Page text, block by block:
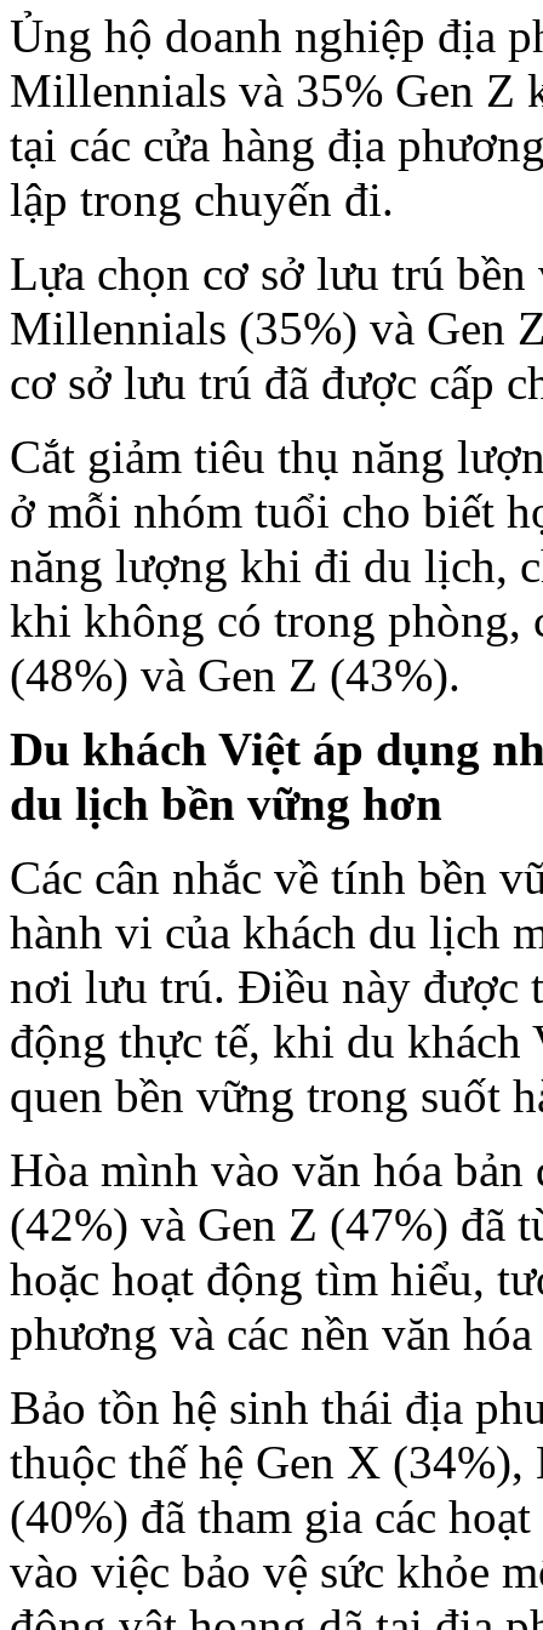
Ủng hộ doanh nghiệp địa
Millennials và 35% Gen Z
tại các cửa hàng địa
lập trong chuyến đi.
Lựa chọn cơ sở lưu trú
Millennials (35%) và Gen
cơ sở lưu trú đã được cấp
Cắt giảm tiêu thụ năng
ở mỗi nhóm tuổi cho biết
năng lượng khi đi du lịch,
khi không có trong
(48%) và Gen Z (43%).
Du khách Việt áp dụng
du lịch bền vững hơn
Các cân nhắc về tính bền
hành vi của khách du lịch
nơi lưu trú. Điều này được
động thực tế, khi du khách
quen bền vững trong suốt
Hòa mình vào văn hóa
(42%) và Gen Z (47%) đã
hoặc hoạt động tìm hiểu,
phương và các nền văn
Bảo tồn hệ sinh thái địa
thuộc thế hệ Gen X
(40%) đã tham gia các
vào việc bảo vệ sức khỏe